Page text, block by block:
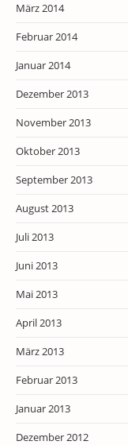
März 2014
Februar 2014
Januar 2014
Dezember 2013
November 2013
Oktober 2013
September 2013
August 2013
Juli 2013
Juni 2013
Mai 2013
April 2013
März 2013
Februar 2013
Januar 2013
Dezember 2012